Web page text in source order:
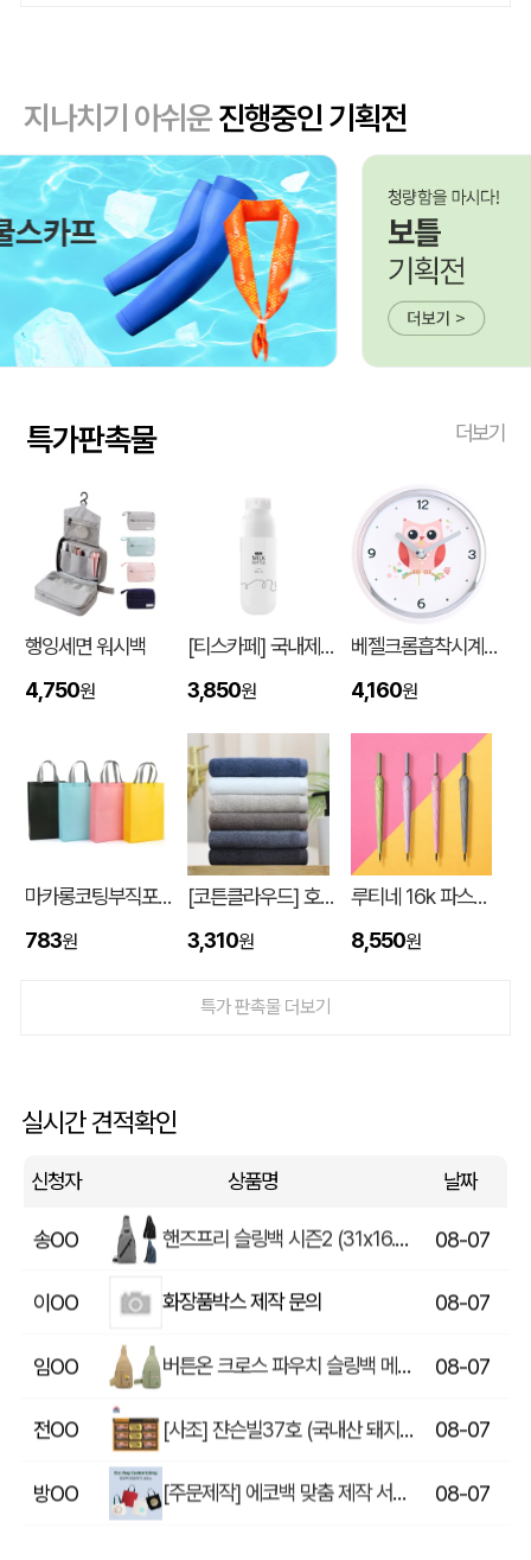
지나치기 아쉬운진행중인 기획전
특가판촉물 더보기
행잉세면 워시백
4,750원
[티스카페] 국내제작 3단 밀크 보틀 화이트 (PP) 500ml
3,850원
베젤크롬흡착시계_부엉이JS886
4,160원
마카롱코팅부직포가방 (300*430*105mm)
783원
[코튼클라우드] 호텔수건 170g 1P (자수,나염)
3,310원
루티네 16k 파스텔 자동 장우산
8,550원
특가 판촉물 더보기
실시간 견적확인
신청자 상품명 날짜
입체형떡메모_(도자기레인보우) 08-08
이OO 상품제안(웰컴키트제작)
윤OO 08-07
송OO 핸즈프리 슬링백 시즌2 (31x16.5x6.5cm) 08-07
이OO 화장품박스 제작 문의 08-07
임OO 버튼온 크로스 파우치 슬링백 메신저백 Z763 08-07
전OO [사조] 쟌슨빌37호 (국내산 돼지고기100%) / 명절 선물세트 08-07
방OO [주문제작] 에코백 맞춤 제작 서비스 08-07